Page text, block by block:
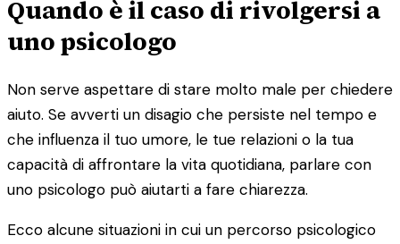
Quando è il caso di rivolgersi a
uno psicologo
Non serve aspettare di stare molto male per chiedere
aiuto. Se avverti un disagio che persiste nel tempo e
che influenza il tuo umore, le tue relazioni o la tua
capacità di affrontare la vita quotidiana, parlare con
uno psicologo può aiutarti a fare chiarezza.
Ecco alcune situazioni in cui un percorso psicologico